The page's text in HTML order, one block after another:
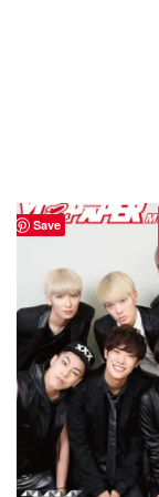
Save